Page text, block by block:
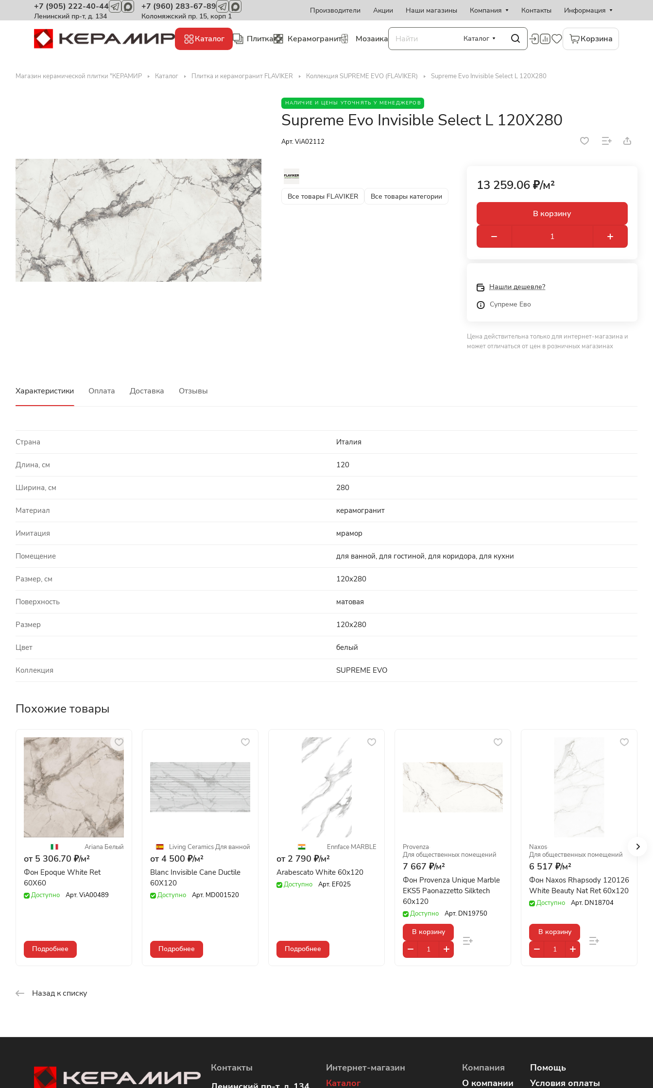
+7 (905) 222-40-44
Ленинский пр-т, д. 134
+7 (960) 283-67-89
Коломяжский пр. 15, корп 1
Производители Акции Наши магазины Компания Контакты Информация
Каталог Плитка Керамогранит Мозаика Каталог Корзина
Магазин керамической плитки "КЕРАМИР Каталог Плитка и керамогранит FLAVIKER Коллекция SUPREME EVO (FLAVIKER) Supreme Evo Invisible Select L 120X280
НАЛИЧИЕ И ЦЕНЫ УТОЧНЯТЬ У МЕНЕДЖЕРОВ
Supreme Evo Invisible Select L 120X280
Арт.ViA02112
Все товары FLAVIKER Все товары категории
13 259.06 ₽/м²
В корзину
Нашли дешевле?
Супреме Ево
Цена действительна только для интернет-магазина и
может отличаться от цен в розничных магазинах
Характеристики Оплата Доставка Отзывы
Страна Италия
Длина, см 120
Ширина, см 280
Материал керамогранит
Имитация мрамор
Помещение для ванной, для гостиной, для коридора, для кухни
Размер, см 120x280
Поверхность матовая
Размер 120x280
Цвет белый
Коллекция SUPREME EVO
Похожие товары
Ariana·Белый
от 5 306.70 ₽/м²
Фон Epoque White Ret
60X60
Доступно Арт.ViA00489
Подробнее
Living Ceramics·Для ванной
от 4 500 ₽/м²
Blanc Invisible Cane Ductile
60X120
Доступно Арт. MD001520
Подробнее
Ennface·MARBLE
от 2 790 ₽/м²
Arabescato White 60x120
Доступно Арт. EF025
Подробнее
Provenza·
Для общественных помещений
7 667 ₽/м²
Фон Provenza Unique Marble
EKS5 Paonazzetto Silktech
60x120
Доступно Арт. DN19750
В корзину
Naxos·
Для общественных помещений
6 517 ₽/м²
Фон Naxos Rhapsody 120126
White Beauty Nat Ret 60x120
Доступно Арт. DN18704
В корзину
Назад к списку
Контакты
Интернет-магазин
Каталог
Компания
О компании
Помощь
Условия оплаты